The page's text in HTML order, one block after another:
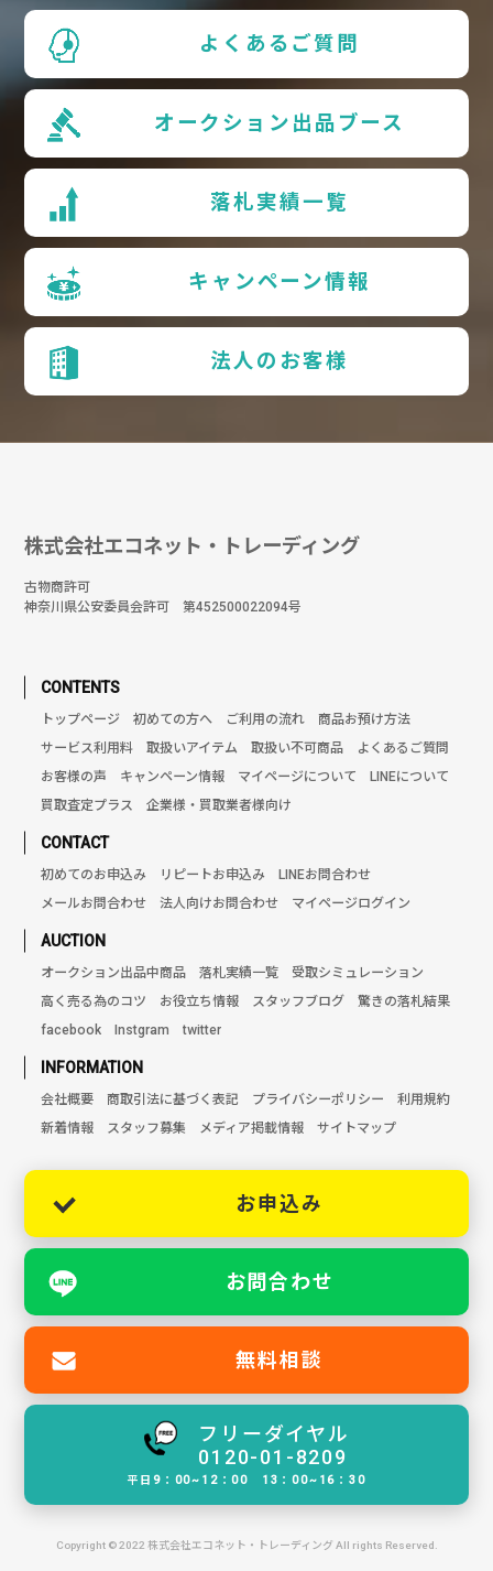
よくあるご質問
オークション出品ブース
落札実績一覧
キャンペーン情報
法人のお客様
株式会社エコネット・トレーディング
古物商許可
神奈川県公安委員会許可 第452500022094号
CONTENTS
トップページ 初めての方へ ご利用の流れ
商品お預け方法
サービス利用料
取扱いアイテム 取扱い不可商品
よくあるご質問
お客様の声
キャンペーン情報 マイページについて
LINEについて
買取査定プラス
企業様・買取業者様向け
CONTACT
初めてのお申込み リピートお申込み
LINEお問合わせ
メールお問合わせ
法人向けお問合わせ マイページログイン
AUCTION
オークション出品中商品 落札実績一覧
受取シミュレーション
高く売る為のコツ
お役立ち情報 スタッフブログ
驚きの落札結果
facebook
Instgram twitter
INFORMATION
会社概要 商取引法に基づく表記 プライバシーポリシー
利用規約
新着情報
スタッフ募集 メディア掲載情報 サイトマップ
お申込み
お問合わせ
無料相談
フリーダイヤル
0120-01-8209
平日9：00~12：00 13：00~16：30
Copyright © 2022 株式会社エコネット・トレーディング All rights Reserved.